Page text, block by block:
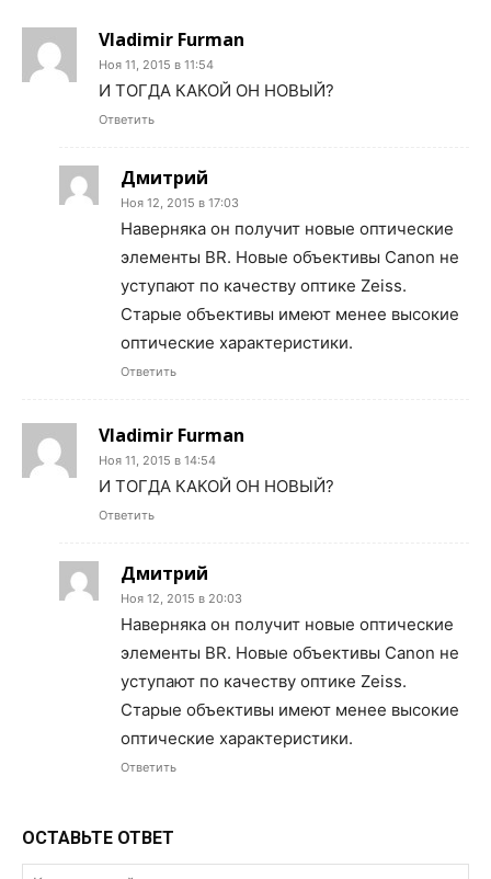
Vladimir Furman
Ноя 11, 2015 в 11:54
И ТОГДА КАКОЙ ОН НОВЫЙ?
Ответить
Дмитрий
Ноя 12, 2015 в 17:03
Наверняка он получит новые оптические
элементы BR. Новые объективы Canon не
уступают по качеству оптике Zeiss.
Старые объективы имеют менее высокие
оптические характеристики.
Ответить
Vladimir Furman
Ноя 11, 2015 в 14:54
И ТОГДА КАКОЙ ОН НОВЫЙ?
Ответить
Дмитрий
Ноя 12, 2015 в 20:03
Наверняка он получит новые оптические
элементы BR. Новые объективы Canon не
уступают по качеству оптике Zeiss.
Старые объективы имеют менее высокие
оптические характеристики.
Ответить
ОСТАВЬТЕ ОТВЕТ